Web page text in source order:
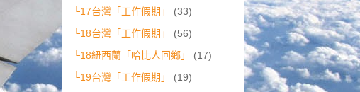
└17台灣「工作假期」
(33)
└18台灣「工作假期」
(56)
└18紐西蘭「哈比人回鄉」
(17)
└19台灣「工作假期」
(19)